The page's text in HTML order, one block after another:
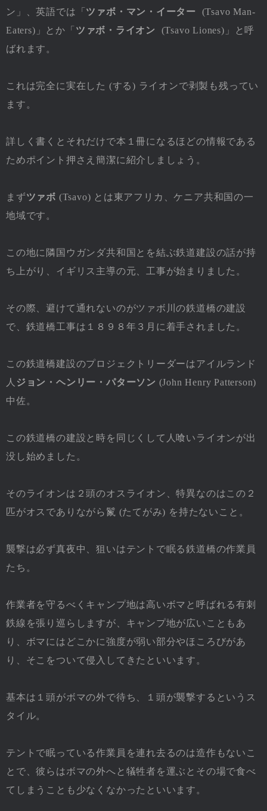
ン」、英語では「 ツァボ・マン・イーター (Tsavo Man-
Eaters)」とか「 ツァボ・ライオン
(Tsavo Liones)」と呼
ばれます。
これは完全に実在した (する) ライオンで剥製も残ってい
ます。
詳しく書くとそれだけで本１冊になるほどの情報である
ためポイント押さえ簡潔に紹介しましょう。
まずツァボ (Tsavo) とは東アフリカ、ケニア共和国の一
地域です。
この地に隣国ウガンダ共和国とを結ぶ鉄道建設の話が持
ち上がり、イギリス主導の元、工事が始まりました。
その際、避けて通れないのがツァボ川の鉄道橋の建設
で、鉄道橋工事は１８９８年３月に着手されました。
この鉄道橋建設のプロジェクトリーダーはアイルランド
人 ジョン・ヘンリー・パターソン (John Henry Patterson)
中佐。
この鉄道橋の建設と時を同じくして人喰いライオンが出
没し始めました。
そのライオンは２頭のオスライオン、特異なのはこの２
匹がオスでありながら鬣 (たてがみ) を持たないこと。
襲撃は必ず真夜中、狙いはテントで眠る鉄道橋の作業員
たち。
作業者を守るべくキャンプ地は高いボマと呼ばれる有刺
鉄線を張り巡らしますが、キャンプ地が広いこともあ
り、ボマにはどこかに強度が弱い部分やほころびがあ
り、そこをついて侵入してきたといいます。
基本は１頭がボマの外で待ち、１頭が襲撃するというス
タイル。
テントで眠っている作業員を連れ去るのは造作もないこ
とで、彼らはボマの外へと犠牲者を運ぶとその場で食べ
てしまうことも少なくなかったといいます。